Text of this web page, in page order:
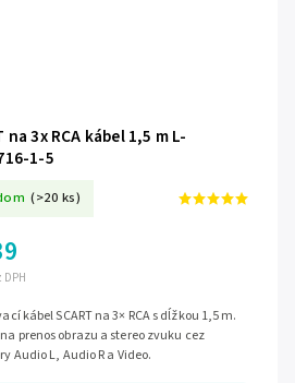
na 3x RCA kábel 1,5 m L-
1-5
(>20 ks)
DPH
kábel SCART na 3× RCA s dĺžkou 1,5 m.
prenos obrazu a stereo zvuku cez
Audio L, Audio R a Video.